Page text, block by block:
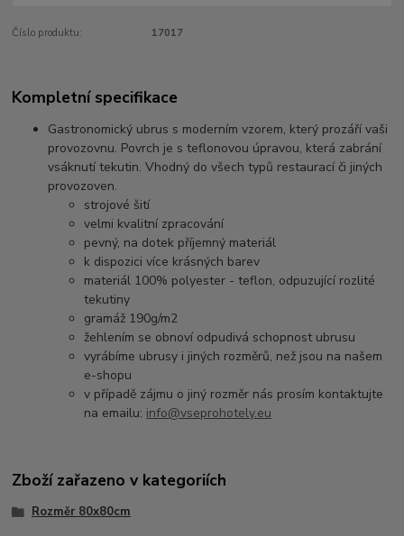
Číslo produktu: 17017
Kompletní specifikace
Gastronomický ubrus s moderním vzorem, který prozáří vaši
provozovnu. Povrch je s teflonovou úpravou, která zabrání
vsáknutí tekutin. Vhodný do všech typů restaurací či jiných
provozoven.
strojové šití
velmi kvalitní zpracování
pevný, na dotek příjemný materiál
k dispozici více krásných barev
materiál 100% polyester - teflon, odpuzující rozlité
tekutiny
gramáž 190g/m2
žehlením se obnoví odpudivá schopnost ubrusu
vyrábíme ubrusy i jiných rozměrů, než jsou na našem
e-shopu
v případě zájmu o jiný rozměr nás prosím kontaktujte
na emailu: info@vseprohotely.eu
Zboží zařazeno v kategoriích
Rozměr 80x80cm